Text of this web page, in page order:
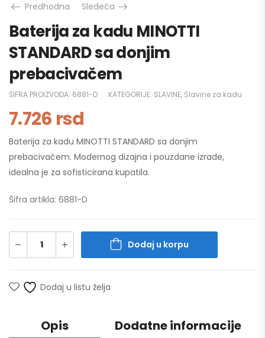
Predhodna
Sledeća
Baterija za kadu MINOTTI
STANDARD sa donjim
prebacivačem
ŠIFRA PROIZVODA: 6881-D KATEGORIJE: SLAVINE, Slavine za kadu
7.726 rsd
Baterija za kadu MINOTTI STANDARD sa donjim
prebacivačem. Modernog dizajna i pouzdane izrade,
idealna je za sofisticirana kupatila.
Šifra artikla: 6881-D
Dodaj u korpu
Dodaj u listu želja
Opis Dodatne informacije